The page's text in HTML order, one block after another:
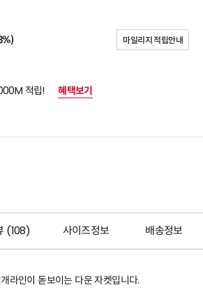
마일리지 적립안내
적립!
혜택보기
(108) 사이즈정보 배송정보
라인이 돋보이는 다운 자켓입니다.